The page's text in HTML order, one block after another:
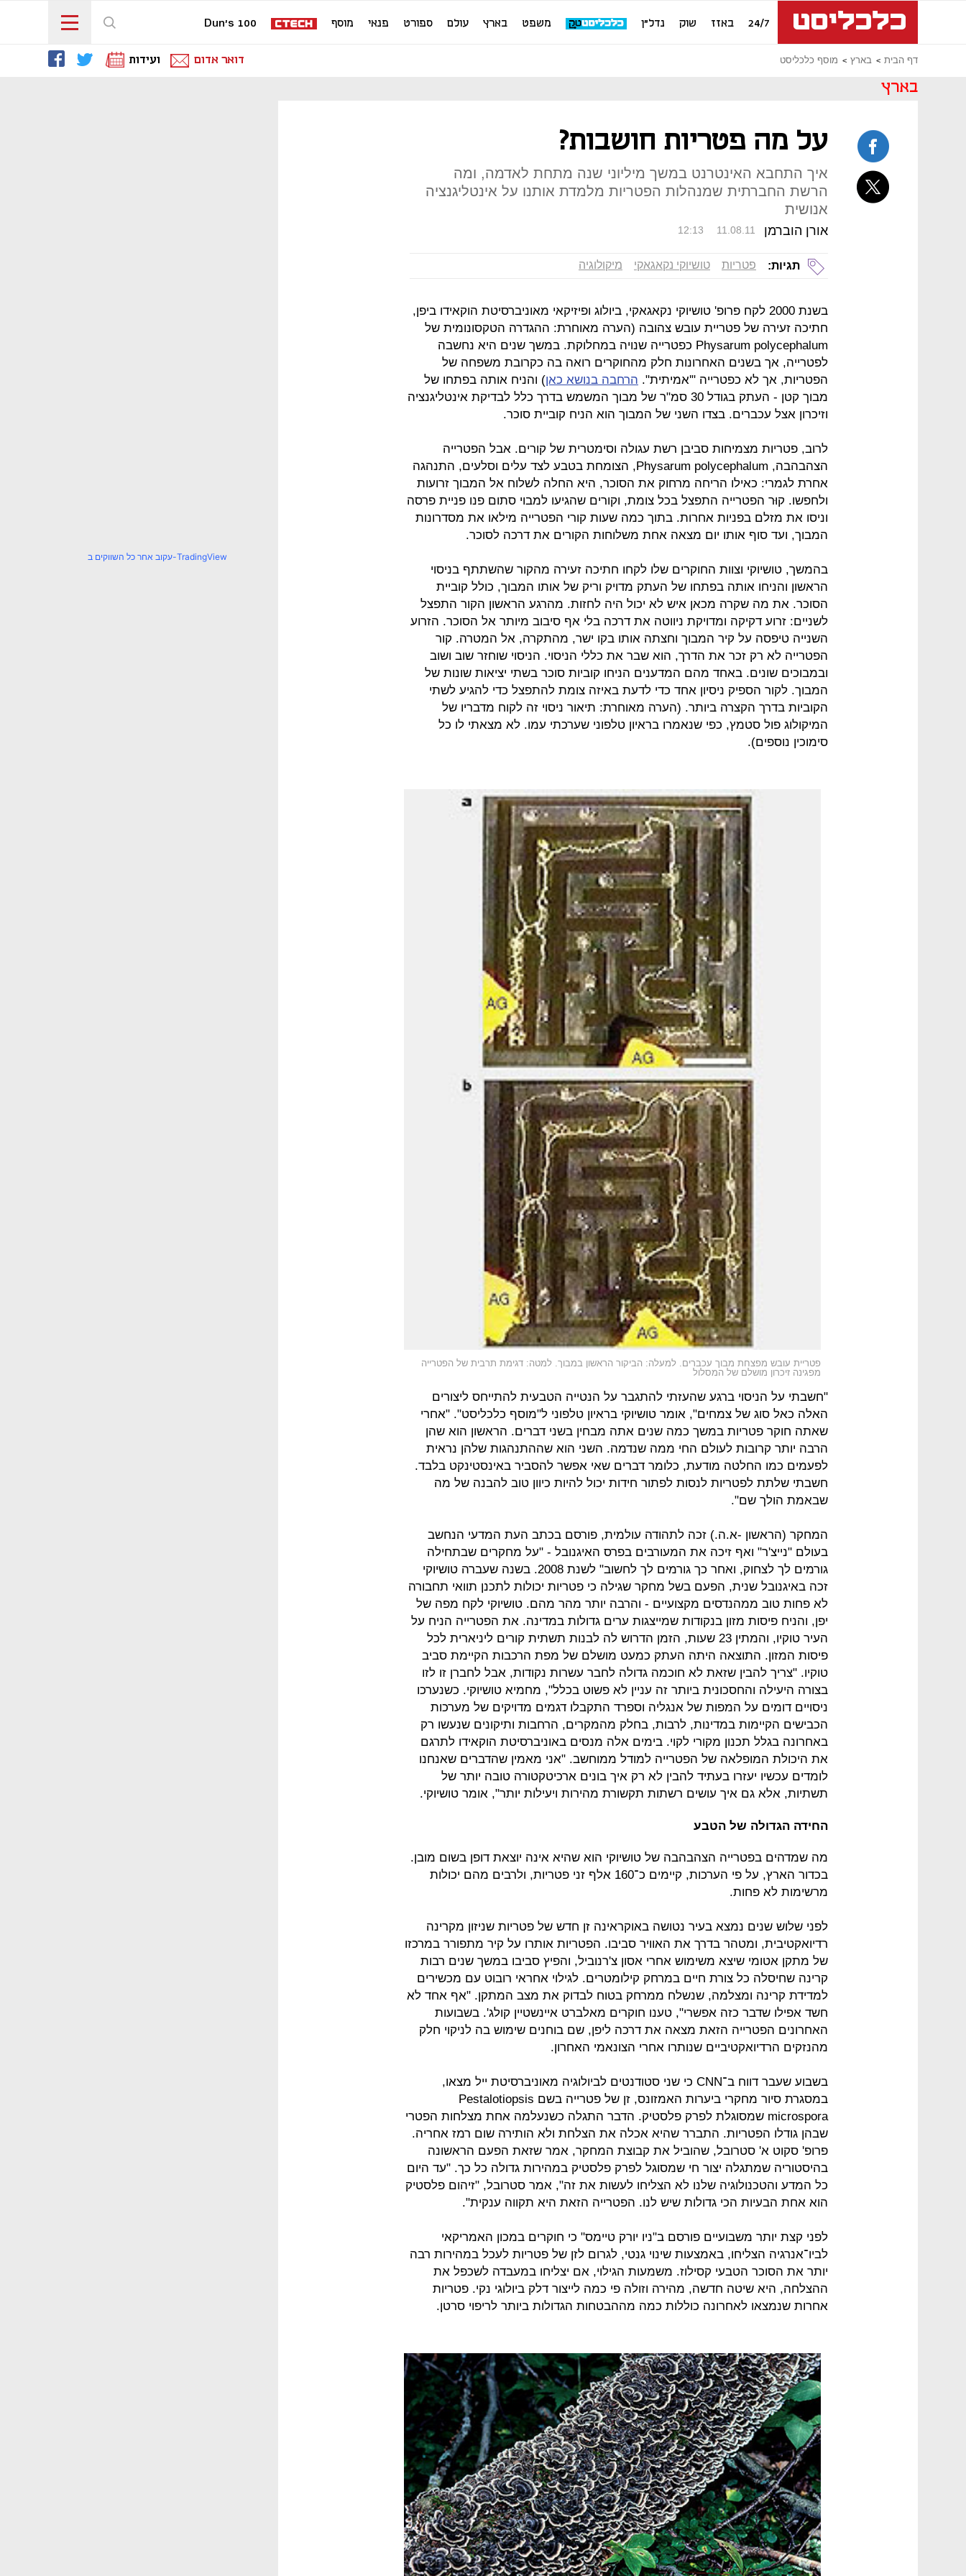
24/7 באזז שוק נדל"ן משפט בארץ עולם ספורט פנאי מוסף Dun's 100
דף הבית בארץ מוסף כלכליסט דואר אדום ועידות
בארץ
על מה פטריות חושבות?
איך התחבא האינטרנט במשך מיליוני שנה מתחת לאדמה, ומה
הרשת החברתית שמנהלות הפטריות מלמדת אותנו על אינטליגנציה
אנושית
אורן הוברמן 12:13 11.08.11
תגיות: פטריות טושיוקי נקאגאקי מיקולוגיה
בשנת 2000 לקח פרופ' טושיוקי נקאגאקי, ביולוג ופיזיקאי מאוניברסיטת הוקאידו ביפן,
חתיכה זעירה של פטריית עובש צהובה (הערה מאוחרת: ההגדרה הטקסונומית של
Physarum polycephalum כפטרייה שנויה במחלוקת. במשך שנים היא נחשבה
לפטרייה, אך בשנים האחרונות חלק מהחוקרים רואה בה כקרובת משפחה של
הפטריות, אך לא כפטרייה "'אמיתית". הרחבה בנושא כאן) והניח אותה בפתחו של
מבוך קטן - העתק בגודל 30 סמ"ר של מבוך המשמש בדרך כלל לבדיקת אינטליגנציה
וזיכרון אצל עכברים. בצדו השני של המבוך הוא הניח קוביית סוכר.
לרוב, פטריות מצמיחות סביבן רשת עגולה וסימטרית של קורים. אבל הפטרייה
הצהבהבה, Physarum polycephalum, הצומחת בטבע לצד עלים וסלעים, התנהגה
אחרת לגמרי: כאילו הריחה מרחוק את הסוכר, היא החלה לשלוח אל המבוך זרועות
ולחפשו. קוּר הפטרייה התפצל בכל צומת, וקורים שהגיעו למבוי סתום פנו פניית פרסה
וניסו את מזלם בפניות אחרות. בתוך כמה שעות קורי הפטרייה מילאו את מסדרונות
המבוך, ועד סוף אותו יום מצאה אחת משלוחות הקורים את דרכה לסוכר.
בהמשך, טושיוקי וצוות החוקרים שלו לקחו חתיכה זעירה מהקור שהשתתף בניסוי
הראשון והניחו אותה בפתחו של העתק מדויק וריק של אותו המבוך, כולל קוביית
הסוכר. את מה שקרה מכאן איש לא יכול היה לחזות. מהרגע הראשון הקור התפצל
לשניים: זרוע דקיקה ומדויקת ניווטה את דרכה בלי אף סיבוב מיותר אל הסוכר. הזרוע
השנייה טיפסה על קיר המבוך וחצתה אותו בקו ישר, מהתקרה, אל המטרה. קור
הפטרייה לא רק זכר את הדרך, הוא שבר את כללי הניסוי. הניסוי שוחזר שוב ושוב
ובמבוכים שונים. באחד מהם המדענים הניחו קוביות סוכר בשתי יציאות שונות של
המבוך. לקור הספיק ניסיון אחד כדי לדעת באיזה צומת להתפצל כדי להגיע לשתי
הקוביות בדרך הקצרה ביותר. (הערה מאוחרת: תיאור ניסוי זה לקוח מדבריו של
המיקולוג פול סטמץ, כפי שנאמרו בראיון טלפוני שערכתי עמו. לא מצאתי לו כל
סימוכין נוספים).
פטריית עובש מפצחת מבוך עכברים. למעלה: הביקור הראשון במבוך. למטה: דגימת תרבית של הפטרייה
מפגינה זיכרון מושלם של המסלול
"חשבתי על הניסוי ברגע שהעזתי להתגבר על הנטייה הטבעית להתייחס ליצורים
האלה כאל סוג של צמחים", אומר טושיוקי בראיון טלפוני ל"מוסף כלכליסט". "אחרי
שאתה חוקר פטריות במשך כמה שנים אתה מבחין בשני דברים. הראשון הוא שהן
הרבה יותר קרובות לעולם החי ממה שנדמה. השני הוא שההתנהגות שלהן נראית
לפעמים כמו החלטה מודעת, כלומר דברים שאי אפשר להסביר באינסטינקט בלבד.
חשבתי שלתת לפטריות לנסות לפתור חידות יכול להיות כיוון טוב להבנה של מה
שבאמת הולך שם".
המחקר (הראשון -א.ה.) זכה לתהודה עולמית, פורסם בכתב העת המדעי הנחשב
בעולם "נייצ'ר" ואף זיכה את המעורבים בפרס האיגנובל - "על מחקרים שבתחילה
גורמים לך לצחוק, ואחר כך גורמים לך לחשוב" לשנת 2008. בשנה שעברה טושיוקי
זכה באיגנובל שנית, הפעם בשל מחקר שגילה כי פטריות יכולות לתכנן תוואי תחבורה
לא פחות טוב ממהנדסים מקצועיים - והרבה יותר מהר מהם. טושיוקי לקח מפה של
יפן, והניח פיסות מזון בנקודות שמייצגות ערים גדולות במדינה. את הפטרייה הניח על
העיר טוקיו, והמתין 23 שעות, הזמן הדרוש לה לבנות תשתית קורים ליניארית לכל
פיסות המזון. התוצאה היתה העתק כמעט מושלם של מפת הרכבות הקיימת סביב
טוקיו. "צריך להבין שזאת לא חוכמה גדולה לחבר עשרות נקודות, אבל לחברן זו לזו
בצורה היעילה והחסכונית ביותר זה עניין לא פשוט בכלל", מחמיא טושיוקי. כשנערכו
ניסויים דומים על המפות של אנגליה וספרד התקבלו דגמים מדויקים של מערכות
הכבישים הקיימות במדינות, לרבות, בחלק מהמקרים, הרחבות ותיקונים שנעשו רק
באחרונה בגלל תכנון מקורי לקוי. בימים אלה מנסים באוניברסיטת הוקאידו לתרגם
את היכולת המופלאה של הפטרייה למודל ממוחשב. "אני מאמין שהדברים שאנחנו
לומדים עכשיו יעזרו בעתיד להבין לא רק איך בונים ארכיטקטורה טובה יותר של
תשתיות, אלא גם איך עושים רשתות תקשורת מהירות ויעילות יותר", אומר טושיוקי.
החידה הגדולה של הטבע
מה שמדהים בפטרייה הצהבהבה של טושיוקי הוא שהיא אינה יוצאת דופן בשום מובן.
בכדור הארץ, על פי הערכות, קיימים כ־160 אלף זני פטריות, ולרבים מהם יכולות
מרשימות לא פחות.
לפני שלוש שנים נמצא בעיר נטושה באוקראינה זן חדש של פטריות שניזון מקרינה
רדיואקטיבית, ומטהר בדרך את האוויר סביבו. הפטריות אותרו על קיר מתפורר במרכזו
של מתקן אטומי שיצא משימוש אחרי אסון צ'רנוביל, והפיץ סביבו במשך שנים רבות
קרינה שחיסלה כל צורת חיים במרחק קילומטרים. לגילוי אחראי רובוט עם מכשירים
למדידת קרינה ומצלמה, שנשלח ממרחק בטוח לבדוק את מצב המתקן. "אף אחד לא
חשד אפילו שדבר כזה אפשרי", טענו חוקרים מאלברט איינשטיין קולג'. בשבועות
האחרונים הפטרייה הזאת מצאה את דרכה ליפן, שם בוחנים שימוש בה לניקוי חלק
מהנזקים הרדיואקטיביים שנותרו אחרי הצונאמי האחרון.
בשבוע שעבר דווח ב־CNN כי שני סטודנטים לביולוגיה מאוניברסיטת ייל מצאו,
במסגרת סיור מחקרי ביערות האמזונס, זן של פטרייה בשם Pestalotiopsis
microspora שמסוגלת לפרק פלסטיק. הדבר התגלה כשנעלמה אחת מצלחות הפטרי
שבהן גודלו הפטריות. התברר שהיא אכלה את הצלחת ולא הותירה שום רמז אחריה.
פרופ' סקוט א' סטרובל, שהוביל את קבוצת המחקר, אמר שזאת הפעם הראשונה
בהיסטוריה שמתגלה יצור חי שמסוגל לפרק פלסטיק במהירות גדולה כל כך. "עד היום
כל המדע והטכנולוגיה שלנו לא הצליחו לעשות את זה", אמר סטרובל, "זיהום פלסטיק
הוא אחת הבעיות הכי גדולות שיש לנו. הפטרייה הזאת היא תקווה ענקית".
לפני קצת יותר משבועיים פורסם ב"ניו יורק טיימס" כי חוקרים במכון האמריקאי
לביו־אנרגיה הצליחו, באמצעות שינוי גנטי, לגרום לזן של פטריות לעכל במהירות רבה
יותר את הסוכר הטבעי קסילוז. משמעות הגילוי, אם יצליחו במעבדה לשכפל את
ההצלחה, היא שיטה חדשה, מהירה וזולה פי כמה לייצור דלק ביולוגי נקי. פטריות
אחרות שנמצאו לאחרונה כוללות כמה מההבטחות הגדולות ביותר לריפוי סרטן.
עקוב אחר כל השווקים ב-TradingView